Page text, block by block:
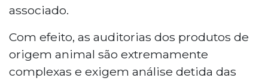
associado.
Com efeito, as auditorias dos produtos de
origem animal são extremamente
complexas e exigem análise detida das